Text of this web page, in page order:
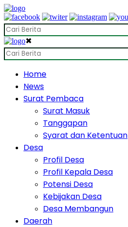
✖
Home
News
Surat Pembaca
Surat Masuk
Tanggapan
Syarat dan Ketentuan
Desa
Profil Desa
Profil Kepala Desa
Potensi Desa
Kebijakan Desa
Desa Membangun
Daerah